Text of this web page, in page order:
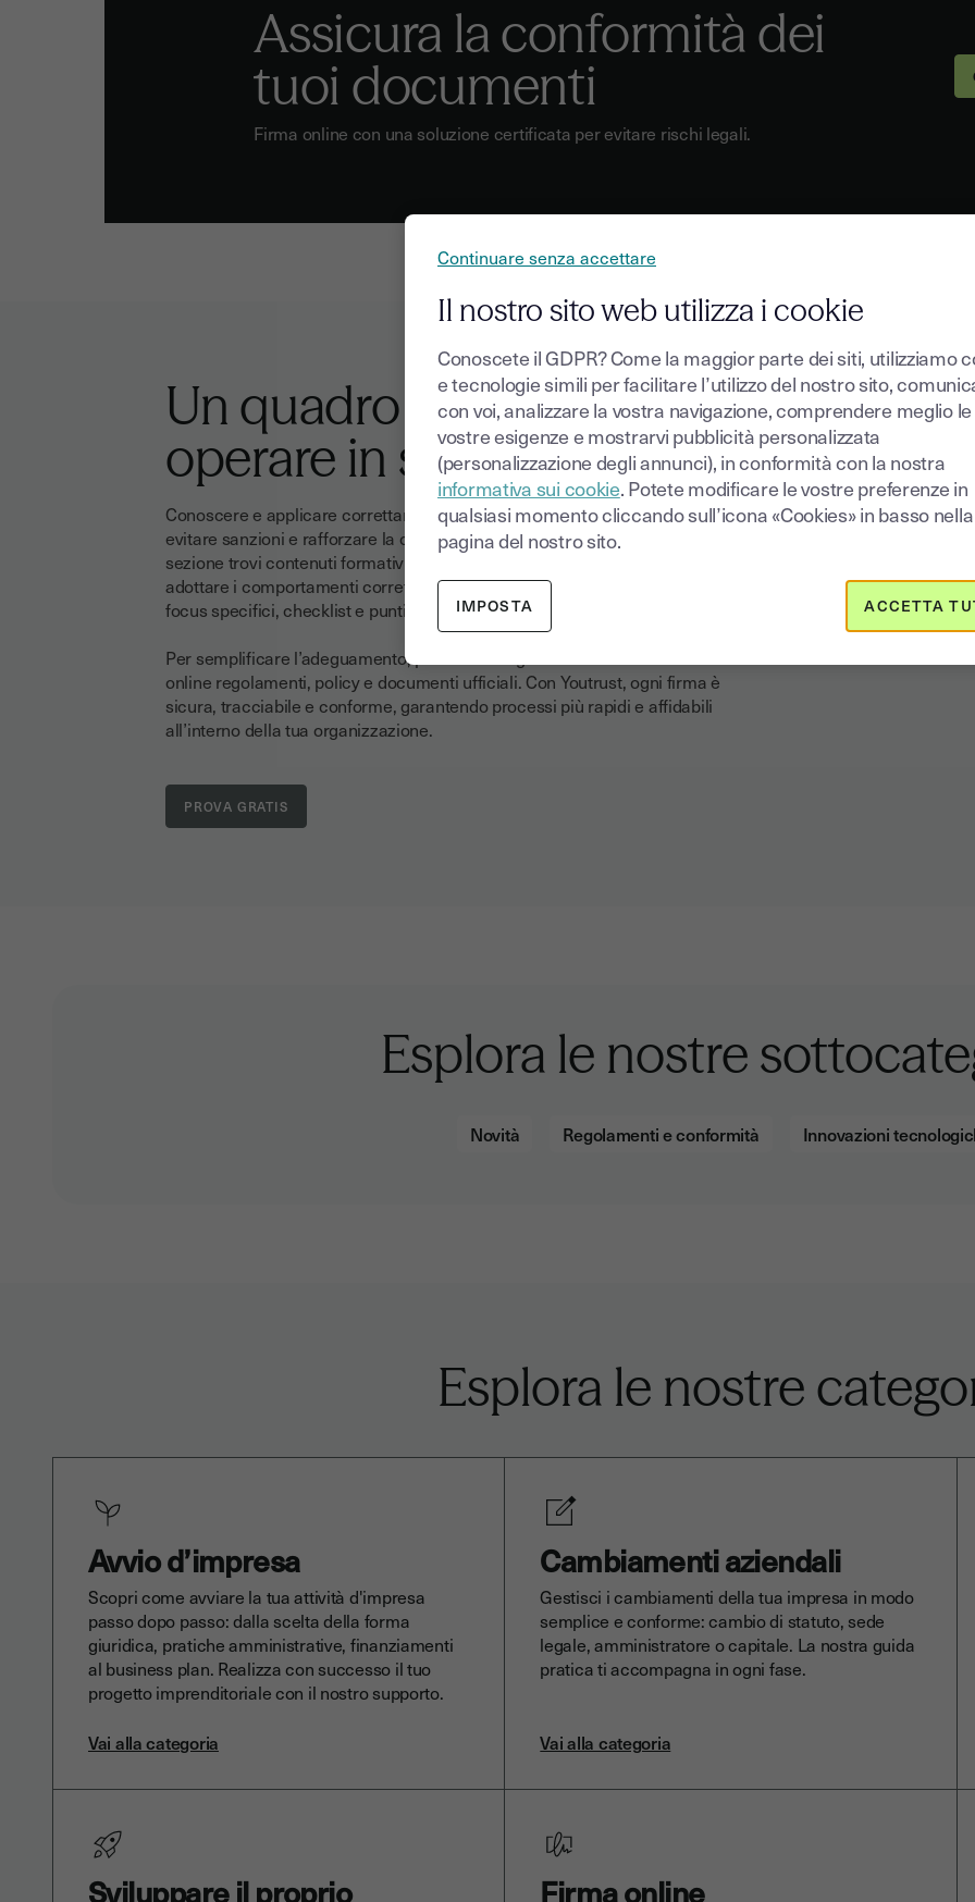
Assicura la conformità dei
tuoi documenti
Firma online con una soluzione certificata per evitare rischi legali.
Un quadro chiaro per
operare in sicurezza
Conoscere e applicare correttamente le normative è fondamentale per
evitare sanzioni e rafforzare la credibilità della tua impresa. In questa
sezione trovi contenuti formativi che ti aiutano a comprendere le regole,
adottare i comportamenti corretti e aggiornare le pratiche operative, con
focus specifici, checklist e punti di attenzione su ogni novità normativa.
Per semplificare l’adeguamento, puoi anche digitalizzare e far firmare
online regolamenti, policy e documenti ufficiali. Con Youtrust, ogni firma è
sicura, tracciabile e conforme, garantendo processi più rapidi e affidabili
all’interno della tua organizzazione.
Esplora le nostre
Novità Regolamenti e conformità Innovazioni
Esplora le nostre
Avvio d’impresa
Scopri come avviare la tua attività d'impresa
passo dopo passo: dalla scelta della forma
giuridica, pratiche amministrative, finanziamenti
al business plan. Realizza con successo il tuo
progetto imprenditoriale con il nostro supporto.
Vai alla categoria
Cambiamenti aziendali
Gestisci i cambiamenti della tua impresa in modo
semplice e conforme: cambio di statuto, sede
legale, amministratore o capitale. La nostra guida
pratica ti accompagna in ogni fase.
Vai alla categoria
Sviluppare il proprio Firma online
Continuare senza accettare
Il nostro sito web utilizza i cookie
Conoscete il GDPR? Come la maggior parte dei siti, utilizziamo
e tecnologie simili per facilitare l’utilizzo del nostro sito,
con voi, analizzare la vostra navigazione, comprendere meglio le
vostre esigenze e mostrarvi pubblicità personalizzata
(personalizzazione degli annunci), in conformità con la nostra
informativa sui cookie. Potete modificare le vostre preferenze in
qualsiasi momento cliccando sull’icona «Cookies» in basso nella
pagina del nostro sito.
IMPOSTA ACCETTA